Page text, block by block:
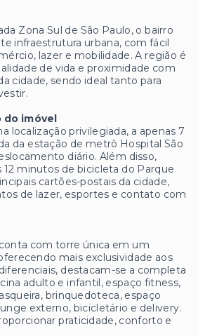
Zona Sul de São Paulo, o bairro
infraestrutura urbana, com fácil
lazer e mobilidade. A região é
de vida e proximidade com
cidade, sendo ideal tanto para
do imóvel
localização privilegiada, a apenas 7
da estação de metrô Hospital São
diário. Além disso,
12 minutos de bicicleta do Parque
cartões-postais da cidade,
de lazer, esportes e contato com
com torre única em um
mais exclusividade aos
destacam-se a completa
adulto e infantil, espaço fitness,
brinquedoteca, espaço
externo, bicicletário e delivery.
praticidade, conforto e